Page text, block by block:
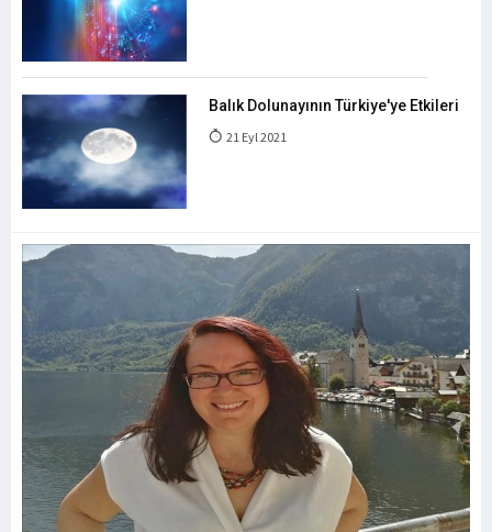
Balık Dolunayının Türkiye'ye Etkileri
21 Eyl 2021